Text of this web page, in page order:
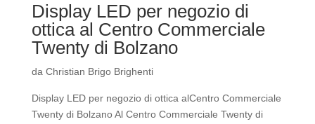
Display LED per negozio di
ottica al Centro Commerciale
Twenty di Bolzano
da Christian Brigo Brighenti
Display LED per negozio di ottica alCentro Commerciale
Twenty di Bolzano Al Centro Commerciale Twenty di